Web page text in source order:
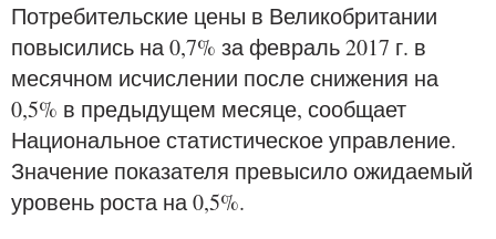
Потребительские цены в Великобритании
повысились на 0,7% за февраль 2017 г. в
месячном исчислении после снижения на
0,5% в предыдущем месяце, сообщает
Национальное статистическое управление.
Значение показателя превысило ожидаемый
уровень роста на 0,5%.